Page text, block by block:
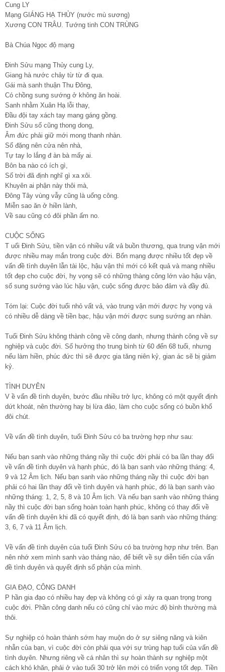
Cung LY
Mạng GIÁNG HẠ THỦY (nước mù sương)
Xương CON TRÂU. Tướng tinh CON TRÙNG
Bà Chúa Ngọc độ mạng
Đinh Sửu mạng Thủy cung Ly,
Giang hà nước chảy từ từ đi qua.
Gái mà sanh thuận Thu Đông,
Có chồng sung sướng ở không ăn hoài.
Sanh nhằm Xuân Hạ lỗi thay,
Đầu đội tay xách tay mang gáng gồng.
Đinh Sửu số cũng thong dong,
Âm đức phải giữ mới mong thanh nhàn.
Số đặng nên cửa nên nhà,
Tự tay lo lắng đ àn bà mấy ai.
Bôn ba nào có ích gì,
Số trời đã định nghĩ gì xa xôi.
Khuyên ai phận này thôi mà,
Đông Tây vùng vẫy cũng là uổng công.
Miễn sao ăn ở hiền lành,
Về sau cũng có đôi phần ấm no.
CUỘC SỐNG
T uổi Đinh Sửu, tiền vận có nhiều vất vả buồn thương, qua trung vận mới
được nhiều may mắn trong cuộc đời. Bổn mạng được nhiều tốt đẹp về
vấn đề tình duyên lẫn tài lộc, hậu vận thì mới có kết quả và mang nhiều
tốt đẹp cho cuộc đời, hy vọng sẽ có những thàng công lớn vào hậu vận,
số sung sướng vào lúc hậu vận, cuộc sống được bảo đảm và đầy đủ.
Tóm lại: Cuộc đời tuổi nhỏ vất vả, vào trung vận mới được hy vọng và
có nhiều dễ dàng về tiền bạc, hậu vận mới được sung sướng an nhàn.
Tuổi Đinh Sửu không thành công về công danh, nhưng thành công về sự
nghiệp và cuộc đời. Số hưởng thọ trung bình từ 60 đến 68 tuổi, nhưng
nếu làm hiền, phúc đức thì sẽ được gia tăng niên kỷ, gian ác sẽ bị giảm
kỷ.
TÌNH DUYÊN
V ề vấn đề tình duyên, bước đầu nhiều trở lực, không có một quyết định
dứt khoát, nên thường hay bị lừa đảo, làm cho cuộc sống có buồn khổ
đôi chút.
Về vấn đề tình duyên, tuổi Đinh Sửu có ba trường hợp như sau:
Nếu bạn sanh vào những tháng nầy thì cuộc đời phải có ba lần thay đổi
về vấn đề tình duyên và hạnh phúc, đó là bạn sanh vào những tháng: 4,
9 và 12 Âm lịch. Nếu bạn sanh vào những tháng nầy thì cuộc đời bạn
phải có hai lần thay đổi về tình duyên và hạnh phúc, đó là bạn sanh vào
những tháng: 1, 2, 5, 8 và 10 Âm lịch. Và nếu bạn sanh vào những tháng
nầy thì cuộc đời bạn sống hoàn toàn hạnh phúc, không có thay đổi về
vấn đề tình duyên khi đã có quyết định, đó là bạn sanh vào những tháng:
3, 6, 7 và 11 Âm lịch.
Về vấn đề tình duyên của tuổi Đinh Sửu có ba trường hợp như trên. Bạn
nên nhớ xem mình sanh vào tháng nào, để biết về sự diễn tiến của vấn
đề tình duyên và quyết định số phận của mình.
GIA ĐẠO, CÔNG DANH
P hần gia đạo có nhiều hay đẹp và không có gì xảy ra quan trọng trong
cuộc đời. Phần công danh nếu có cũng chỉ vào mức độ bình thường mà
thôi.
Sự nghiệp có hoàn thành sớm hay muộn do ở sự siêng năng và kiên
nhẫn của bạn, vì cuộc đời còn phải qua với sự trùng hạp tuổi của vấn đề
tình duyên. Nhưng riêng về cá nhân thì sự hoàn thành sự nghiệp một
cách khó khăn, phải ở vào tuổi 30 trở lên mới có triển vọng tốt đẹp. Tiền